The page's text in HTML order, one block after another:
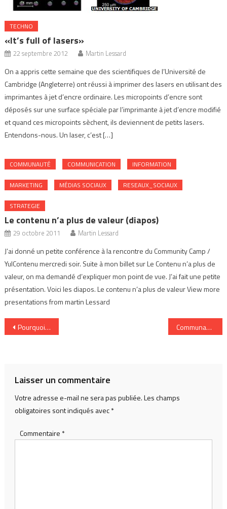
TECHNO
«It’s full of lasers»
22 septembre 2012 Martin Lessard
On a appris cette semaine que des scientifiques de l’Université de
Cambridge (Angleterre) ont réussi à imprimer des lasers en utilisant des
imprimantes à jet d’encre ordinaire. Les micropoints d’encre sont
déposés sur une surface spéciale par l’imprimante à jet d’encre modifié
et quand ces micropoints sèchent, ils deviennent de petits lasers.
Entendons-nous. Un laser, c’est […]
COMMUNAUTÉ COMMUNICATION INFORMATION
MARKETING MÉDIAS SOCIAUX RESEAUX_SOCIAUX
STRATEGIE
Le contenu n’a plus de valeur (diapos)
29 octobre 2011 Martin Lessard
J’ai donné un petite conférence à la rencontre du Community Camp /
YulContenu mercredi soir. Suite à mon billet sur Le Contenu n’a plus de
valeur, on ma demandé d’expliquer mon point de vue. J’ai fait une petite
présentation. Voici les diapos. Le contenu n’a plus de valeur View more
presentations from martin Lessard
Navigation
Pourquoi partage-t-on des informations aux autres ? [1] Communautés sociales & contenu média
Laisser un commentaire
Votre adresse e-mail ne sera pas publiée.Les champs
obligatoires sont indiqués avec*
Commentaire *